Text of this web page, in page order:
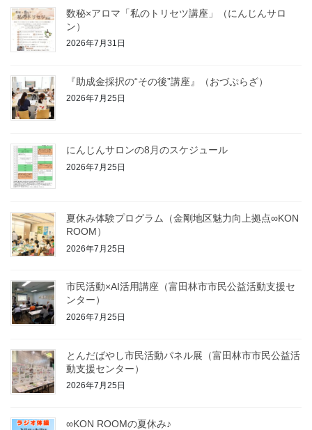
数秘×アロマ「私のトリセツ講座」（にんじんサロ
ン）
2026年7月31日
『助成金採択の“その後”講座』（おづぷらざ）
2026年7月25日
にんじんサロンの8月のスケジュール
2026年7月25日
夏休み体験プログラム（金剛地区魅力向上拠点∞KON
ROOM）
2026年7月25日
市民活動×AI活用講座（富田林市市民公益活動支援セ
ンター）
2026年7月25日
とんだばやし市民活動パネル展（富田林市市民公益活
動支援センター）
2026年7月25日
∞KON ROOMの夏休み♪